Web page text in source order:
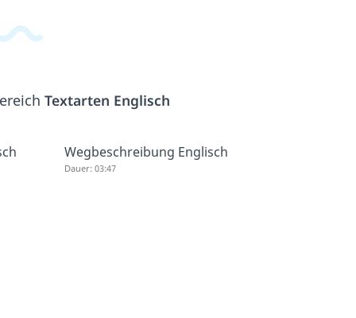
Textarten Englisch
Wegbeschreibung Englisch
Dauer: 03:47